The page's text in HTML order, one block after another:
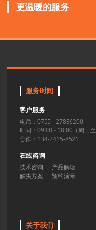
更温暖的服务
服务时间
客户服务
电话：0755 - 27889200
时间：09:00 - 18:00（周一至
合作：134-2415-8521
在线咨询
技术咨询
产品解读
解决方案
预约演示
关于我们